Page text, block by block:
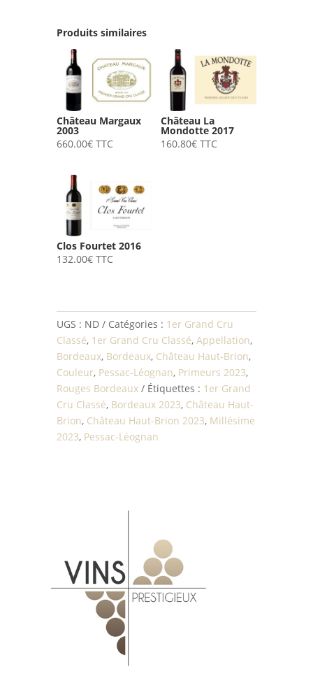
Produits similaires
Château Margaux
2003
660.00€ TTC
Château La
Mondotte 2017
160.80€ TTC
Clos Fourtet 2016
132.00€ TTC
UGS : ND Catégories : 1er Grand Cru
Classé, 1er Grand Cru Classé, Appellation,
Bordeaux, Bordeaux, Château Haut-Brion,
Couleur, Pessac-Léognan, Primeurs 2023,
Rouges Bordeaux
Étiquettes : 1er Grand
Cru Classé, Bordeaux 2023, Château Haut-
Brion, Château Haut-Brion 2023, Millésime
2023, Pessac-Léognan